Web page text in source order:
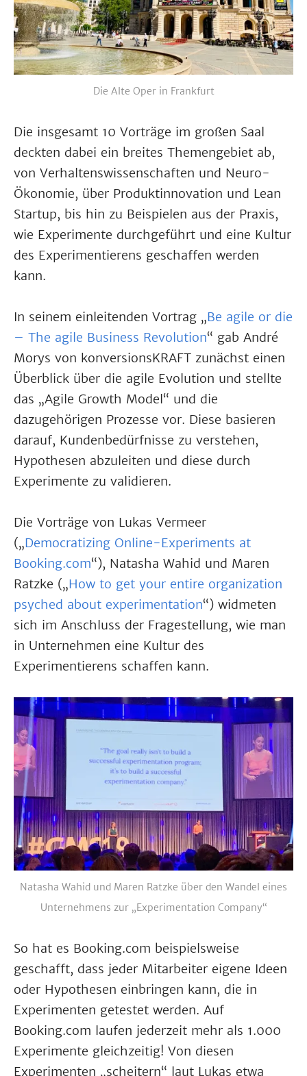
Die Alte Oper in Frankfurt
Die insgesamt 10 Vorträge im großen Saal
deckten dabei ein breites Themengebiet ab,
von Verhaltenswissenschaften und Neuro-
Ökonomie, über Produktinnovation und Lean
Startup, bis hin zu Beispielen aus der Praxis,
wie Experimente durchgeführt und eine Kultur
des Experimentierens geschaffen werden
kann.
In seinem einleitenden Vortrag „Be agile or die
– The agile Business Revolution“ gab André
Morys von konversionsKRAFT zunächst einen
Überblick über die agile Evolution und stellte
das „Agile Growth Model“ und die
dazugehörigen Prozesse vor. Diese basieren
darauf, Kundenbedürfnisse zu verstehen,
Hypothesen abzuleiten und diese durch
Experimente zu validieren.
Die Vorträge von Lukas Vermeer
(„Democratizing Online-Experiments at
Booking.com“), Natasha Wahid und Maren
Ratzke („How to get your entire organization
psyched about experimentation“) widmeten
sich im Anschluss der Fragestellung, wie man
in Unternehmen eine Kultur des
Experimentierens schaffen kann.
Natasha Wahid und Maren Ratzke über den Wandel eines
Unternehmens zur „Experimentation Company“
So hat es Booking.com beispielsweise
geschafft, dass jeder Mitarbeiter eigene Ideen
oder Hypothesen einbringen kann, die in
Experimenten getestet werden. Auf
Booking.com laufen jederzeit mehr als 1.000
Experimente gleichzeitig! Von diesen
Experimenten „scheitern“ laut Lukas etwa